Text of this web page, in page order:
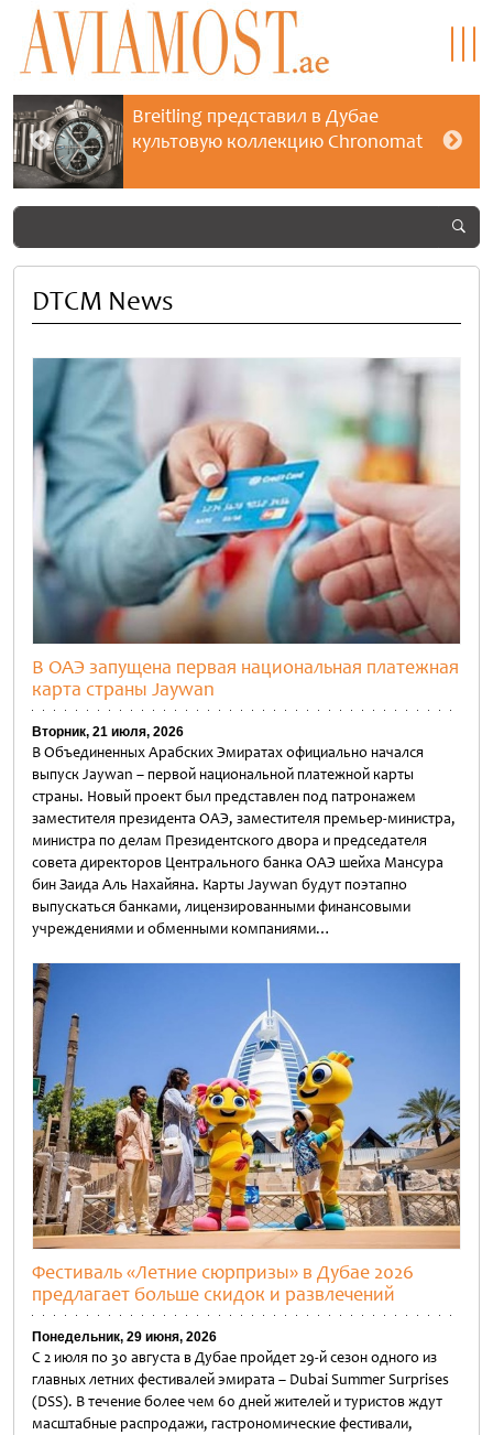
Breitling представил в Дубае
культовую коллекцию Chronomat
DTCM News
В ОАЭ запущена первая национальная платежная
карта страны Jaywan
Вторник, 21 июля, 2026
В Объединенных Арабских Эмиратах официально начался
выпуск Jaywan – первой национальной платежной карты
страны. Новый проект был представлен под патронажем
заместителя президента ОАЭ, заместителя премьер-министра,
министра по делам Президентского двора и председателя
совета директоров Центрального банка ОАЭ шейха Мансура
бин Заида Аль Нахайяна. Карты Jaywan будут поэтапно
выпускаться банками, лицензированными финансовыми
учреждениями и обменными компаниями…
Фестиваль «Летние сюрпризы» в Дубае 2026
предлагает больше скидок и развлечений
Понедельник, 29 июня, 2026
С 2 июля по 30 августа в Дубае пройдет 29-й сезон одного из
главных летних фестивалей эмирата – Dubai Summer Surprises
(DSS). В течение более чем 60 дней жителей и туристов ждут
масштабные распродажи, гастрономические фестивали,